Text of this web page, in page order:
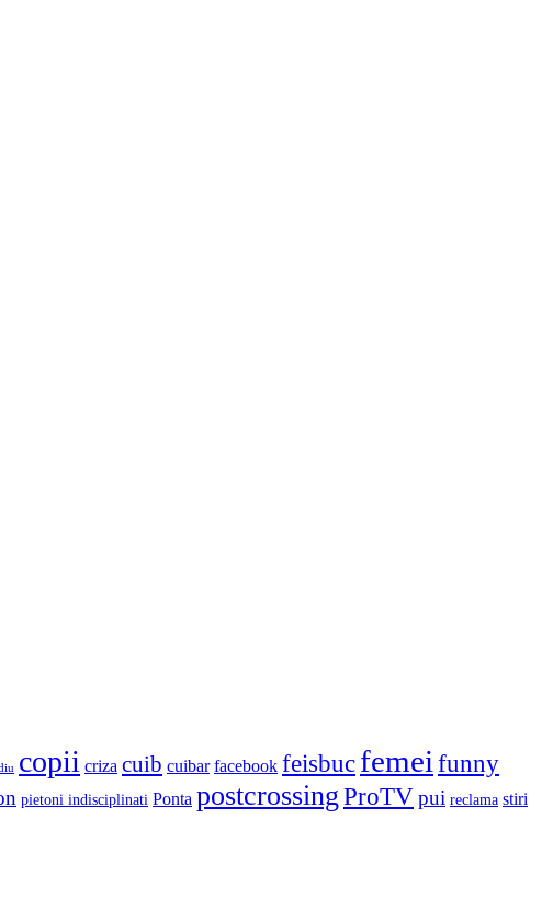
copii criza cuib cuibar facebook feisbuc femei funny
pietoni indisciplinati Ponta postcrossing ProTVpui reclama stiri